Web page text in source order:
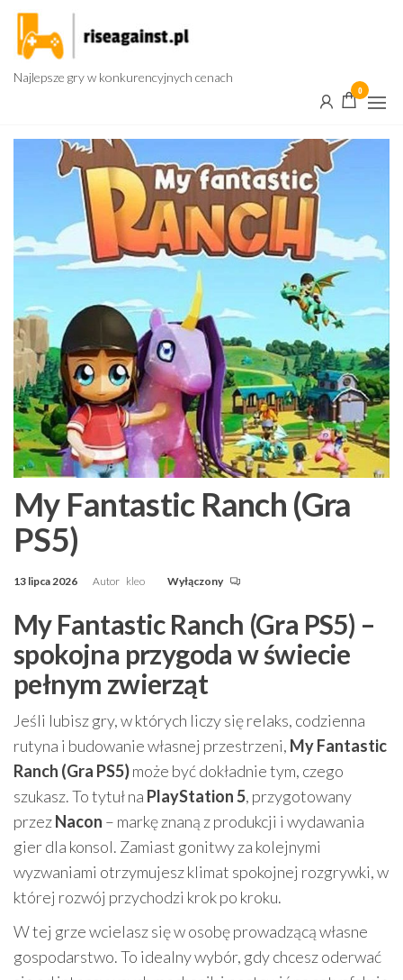
Przejdź
treści
Najlepsze gry w konkurencyjnych cenach
0
My Fantastic Ranch (Gra
PS5)
13 lipca 2026 Autor kleo Wyłączony
My Fantastic Ranch (Gra PS5) –
spokojna przygoda w świecie
pełnym zwierząt
Jeśli lubisz gry, w których liczy się relaks, codzienna
rutyna i budowanie własnej przestrzeni, My Fantastic
Ranch (Gra PS5)może być dokładnie tym, czego
szukasz. To tytuł na PlayStation 5, przygotowany
przezNacon – markę znaną z produkcji i wydawania
gier dla konsol. Zamiast gonitwy za kolejnymi
wyzwaniami otrzymujesz klimat spokojnej rozgrywki, w
której rozwój przychodzi krok po kroku.
W tej grze wcielasz się w osobę prowadzącą własne
gospodarstwo. To idealny wybór, gdy chcesz oderwać